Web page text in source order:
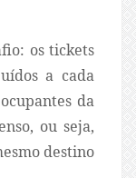
os tickets
a cada
da
ou seja,
destino